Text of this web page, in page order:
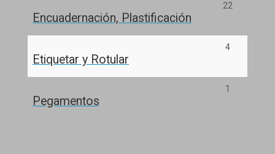
Encuadernación, Plastificación
22
Etiquetar y Rotular
4
Pegamentos
1